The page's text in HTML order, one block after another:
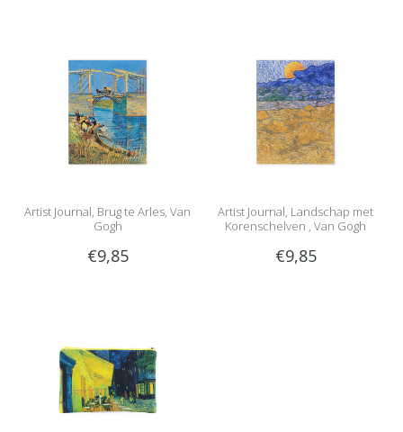
Artist Journal, Brug te Arles, Van
Gogh
€9,85
Artist Journal, Landschap met
Korenschelven , Van Gogh
€9,85